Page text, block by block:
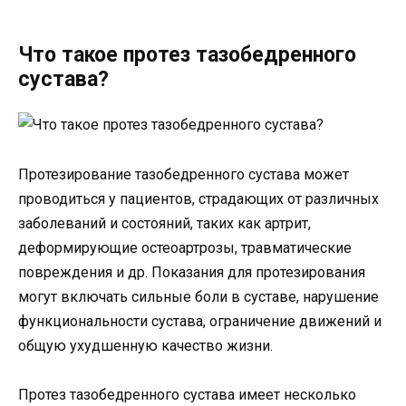
Что такое протез тазобедренного
сустава?
Протезирование тазобедренного сустава может
проводиться у пациентов, страдающих от различных
заболеваний и состояний, таких как артрит,
деформирующие остеоартрозы, травматические
повреждения и др. Показания для протезирования
могут включать сильные боли в суставе, нарушение
функциональности сустава, ограничение движений и
общую ухудшенную качество жизни.
Протез тазобедренного сустава имеет несколько